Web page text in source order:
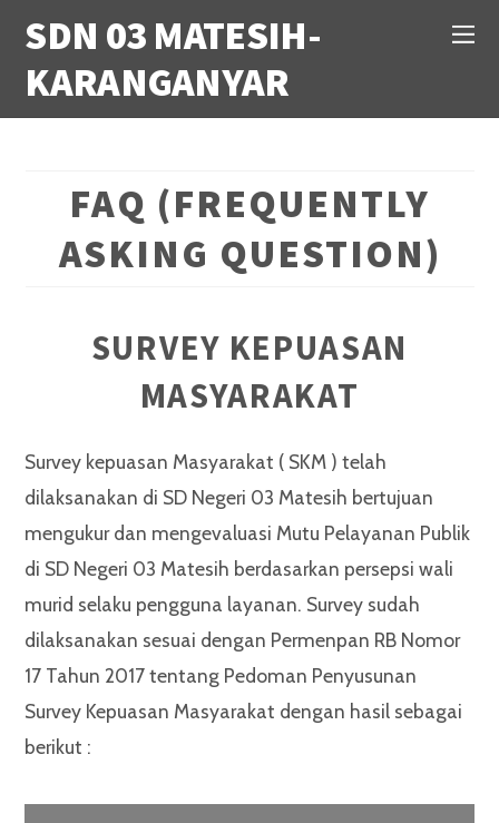
SDN 03 MATESIH-
KARANGANYAR
FAQ (FREQUENTLY
ASKING QUESTION)
SURVEY KEPUASAN
MASYARAKAT
Survey kepuasan Masyarakat ( SKM ) telah
dilaksanakan di SD Negeri 03 Matesih bertujuan
mengukur dan mengevaluasi Mutu Pelayanan Publik
di SD Negeri 03 Matesih berdasarkan persepsi wali
murid selaku pengguna layanan. Survey sudah
dilaksanakan sesuai dengan Permenpan RB Nomor
17 Tahun 2017 tentang Pedoman Penyusunan
Survey Kepuasan Masyarakat dengan hasil sebagai
berikut :